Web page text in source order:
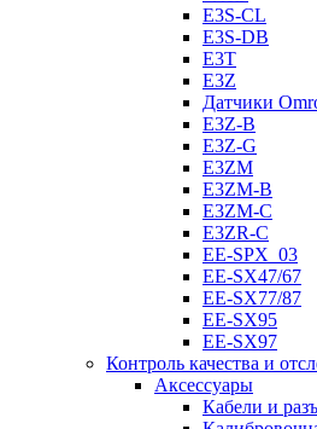
E3S-CL
E3S-DB
E3T
E3Z
Датчики
E3Z-B
E3Z-G
E3ZM
E3ZM-B
E3ZM-C
E3ZR-C
EE-SPX_03
EE-SX47/67
EE-SX77/87
EE-SX95
EE-SX97
Контроль качества и
Аксессуары
Кабели и